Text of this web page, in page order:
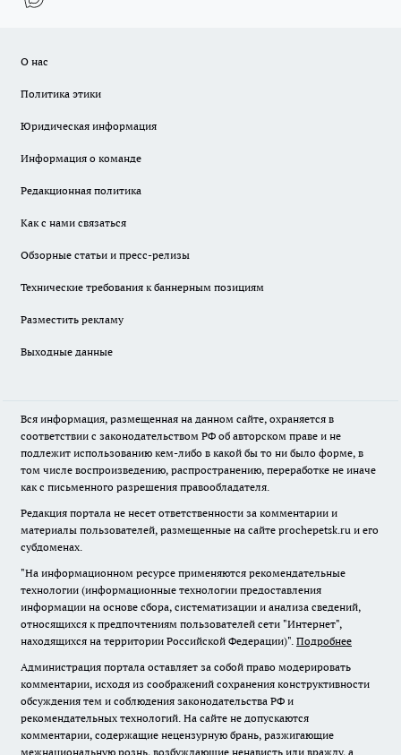
О нас
Политика этики
Юридическая информация
Информация о команде
Редакционная политика
Как с нами связаться
Обзорные статьи и пресс-релизы
Технические требования к баннерным позициям
Разместить рекламу
Выходные данные
Вся информация, размещенная на данном сайте, охраняется в
соответствии с законодательством РФ об авторском праве и не
подлежит использованию кем-либо в какой бы то ни было форме, в
том числе воспроизведению, распространению, переработке не иначе
как с письменного разрешения правообладателя.
Редакция портала не несет ответственности за комментарии и
материалы пользователей, размещенные на сайте prochepetsk.ru и его
субдоменах.
"На информационном ресурсе применяются рекомендательные
технологии (информационные технологии предоставления
информации на основе сбора, систематизации и анализа сведений,
относящихся к предпочтениям пользователей сети "Интернет",
находящихся на территории Российской Федерации)". Подробнее
Администрация портала оставляет за собой право модерировать
комментарии, исходя из соображений сохранения конструктивности
обсуждения тем и соблюдения законодательства РФ и
рекомендательных технологий. На сайте не допускаются
комментарии, содержащие нецензурную брань, разжигающие
межнациональную рознь, возбуждающие ненависть или вражду, а